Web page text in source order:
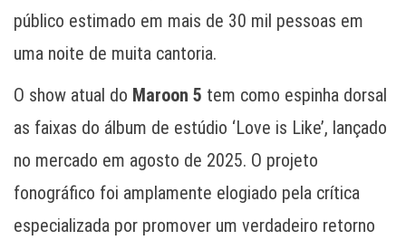
público estimado em mais de 30 mil pessoas em
uma noite de muita cantoria.
O show atual do Maroon 5 tem como espinha dorsal
as faixas do álbum de estúdio ‘Love is Like’, lançado
no mercado em agosto de 2025. O projeto
fonográfico foi amplamente elogiado pela crítica
especializada por promover um verdadeiro retorno